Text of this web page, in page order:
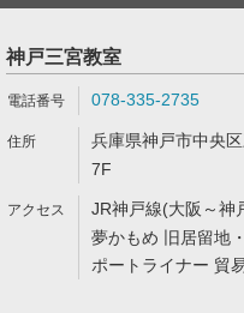
神戸三宮教室
078-335-2735
兵庫県神戸市中央
7F
JR神戸線(大阪～神
夢かもめ 旧居留地
ポートライナー 貿